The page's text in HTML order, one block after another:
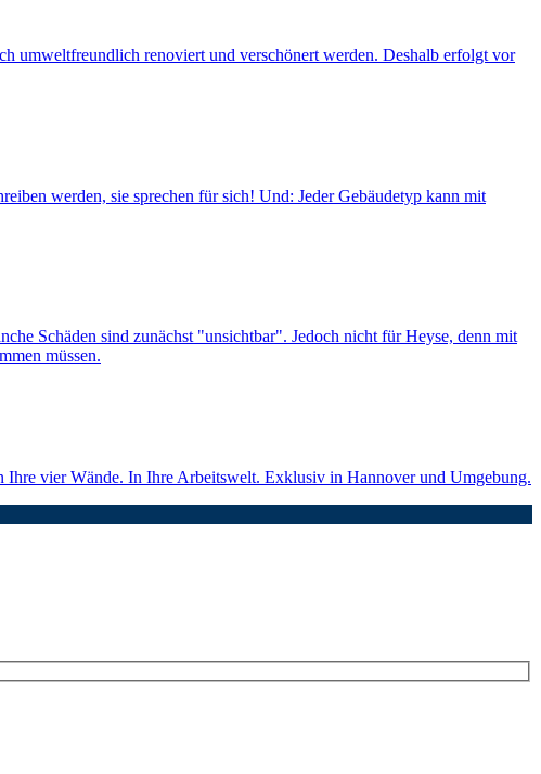
umweltfreundlich renoviert und verschönert werden. Deshalb erfolgt vor
werden, sie sprechen für sich! Und: Jeder Gebäudetyp kann mit
Schäden sind zunächst "unsichtbar". Jedoch nicht für Heyse, denn mit
müssen.
vier Wände. In Ihre Arbeitswelt. Exklusiv in Hannover und Umgebung.